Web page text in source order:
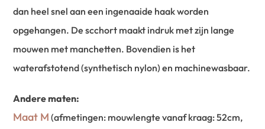
dan heel snel aan een ingenaaide haak worden
opgehangen. De scchort maakt indruk met zijn lange
mouwen met manchetten. Bovendien is het
waterafstotend (synthetisch nylon) en machinewasbaar.
Andere maten:
Maat M (afmetingen: mouwlengte vanaf kraag: 52cm,